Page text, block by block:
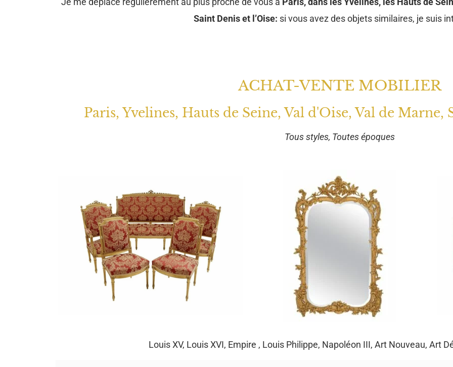
Saint Denis et l’Oise: si vous avez des objets similaires, je suis
ACHAT-VENTE MOBILIER
Paris, Yvelines, Hauts de Seine, Val d'Oise, Val de Marne,
Tous styles, Toutes époques
Louis XV, Louis XVI, Empire , Louis Philippe, Napoléon III, Art Nouveau, Art